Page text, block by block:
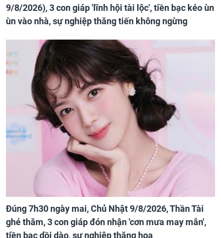
9/8/2026), 3 con giáp 'lĩnh hội tài lộc', tiền bạc kéo ùn
ùn vào nhà, sự nghiệp thăng tiến không ngừng
Đúng 7h30 ngày mai, Chủ Nhật 9/8/2026, Thần Tài
ghé thăm, 3 con giáp đón nhận 'cơn mưa may mắn',
tiền bạc dồi dào, sự nghiệp thăng hoa